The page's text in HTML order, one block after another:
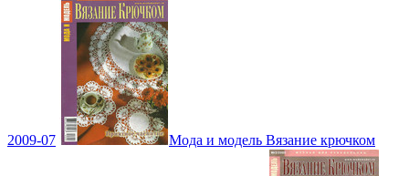
2009-07 Мода и модель Вязание крючком